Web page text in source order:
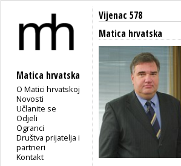
Matica hrvatska
O Matici hrvatskoj
Novosti
Učlanite se
Odjeli
Ogranci
Društva prijatelja i
partneri
Kontakt
Vijenac 578
Matica hrvatska